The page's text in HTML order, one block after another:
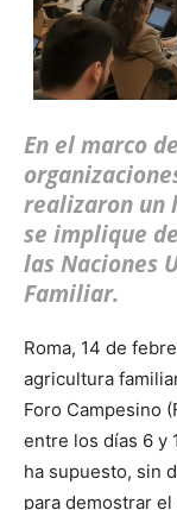
En el marco
realizaron un
se implique
las Naciones
Familiar.
Roma, 14 de
agricultura
Foro Campesino
entre los días 6 y
ha supuesto, sin
para demostrar